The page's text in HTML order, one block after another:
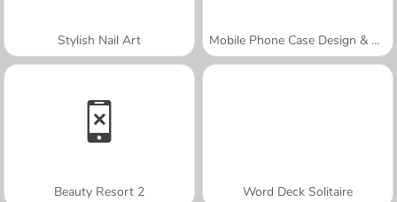
Stylish Nail Art Mobile Phone Case Design & DIY
Beauty Resort 2 Word Deck Solitaire